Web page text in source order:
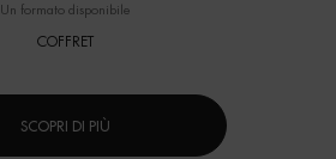
Un formato disponibile
COFFRET
SCOPRI DI PIÙ